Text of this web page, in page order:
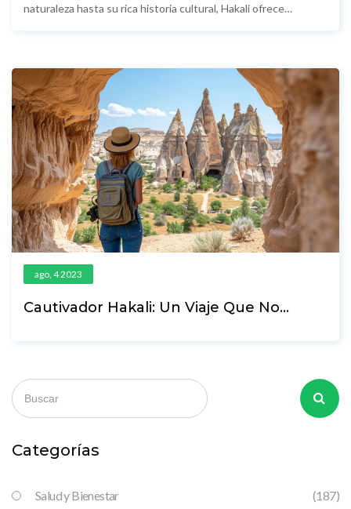
naturaleza hasta su rica historia cultural, Hakali ofrece
útiles para aprovechar al máximo tu visita a este destino
fascinante.
ago, 4 2023
Cautivador Hakali: Un Viaje Que No
Categorías
Salud y Bienestar (187)